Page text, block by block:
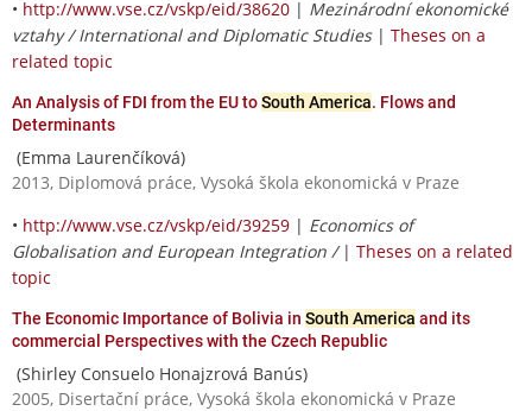
• http://www.vse.cz/vskp/eid/38620 | Mezinárodní ekonomické
vztahy / International and Diplomatic Studies| Theses on a
related topic
An Analysis of FDI from the EU toSouth America. Flows and
Determinants
(Emma Laurenčíková)
2013, Diplomová práce, Vysoká škola ekonomická v Praze
• http://www.vse.cz/vskp/eid/39259 | Economics of
Globalisation and European Integration / | Theses on a related
topic
The Economic Importance of Bolivia in South America and its
commercial Perspectives with the Czech Republic
(Shirley Consuelo Honajzrová Banús)
2005, Disertační práce, Vysoká škola ekonomická v Praze